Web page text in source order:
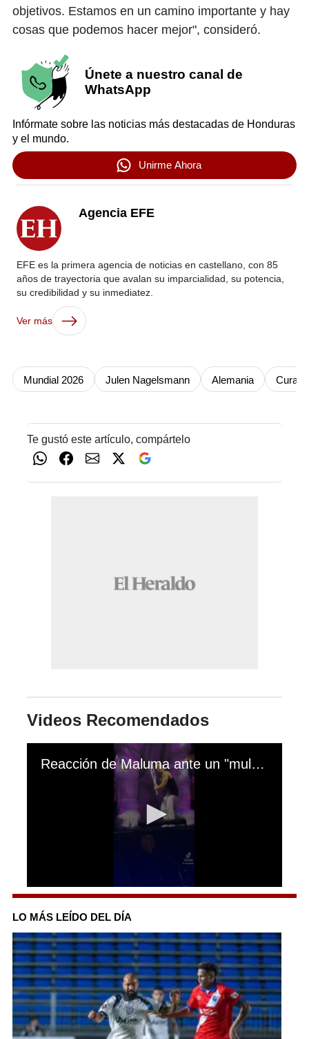
objetivos. Estamos en un camino importante y hay
cosas que podemos hacer mejor", consideró.
Únete a nuestro canal de
WhatsApp
Infórmate sobre las noticias más destacadas de Honduras
y el mundo.
Unirme Ahora
Agencia EFE
EFE es la primera agencia de noticias en castellano, con 85
años de trayectoria que avalan su imparcialidad, su potencia,
su credibilidad y su inmediatez.
Ver más
Mundial 2026 Julen Nagelsmann Alemania
Te gustó este artículo, compártelo
Videos Recomendados
Reacción de Maluma ante un "muletazo"
0
of
52
seconds
LO MÁS LEÍDO DEL DÍA